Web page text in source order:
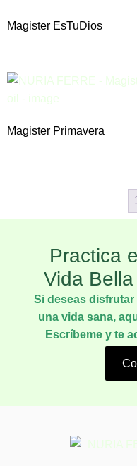
Magister EsTuDios
Magister Primavera
Practica
Vida
Si deseas
una vida sana,
Escríbeme y te